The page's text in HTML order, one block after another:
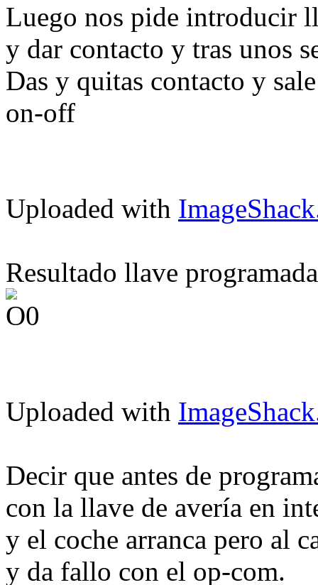
Luego nos pide introducir
y dar contacto y tras unos
Das y quitas contacto y
on-off
Uploaded with
Resultado llave
Uploaded with
Decir que antes de
con la llave de avería en
y el coche arranca pero al
y da fallo con el op-com.